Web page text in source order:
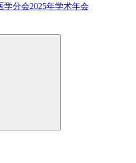
分会2025年学术年会